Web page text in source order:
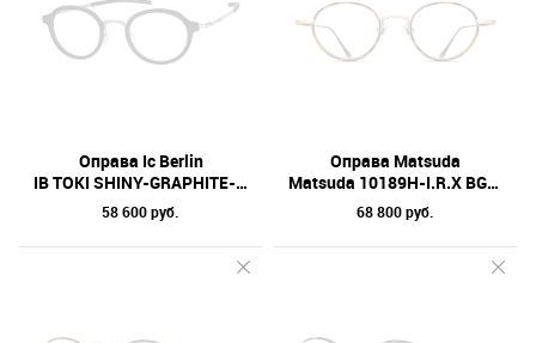
Назначение / Пол
Коллекция
Оправа Ic Berlin
IB TOKI SHINY-GRAPHITE-BLK-ROUGH/FLEX 46
58 600 руб.
Оправа Matsuda
Matsuda 10189H-I.R.X BG-DEM 45
68 800 руб.